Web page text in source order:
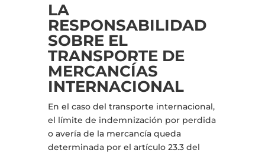
LA
RESPONSABILIDAD
SOBRE EL
TRANSPORTE DE
MERCANCÍAS
INTERNACIONAL
En el caso del transporte internacional,
el límite de indemnización por perdida
o avería de la mercancía queda
determinada por el artículo 23.3 del